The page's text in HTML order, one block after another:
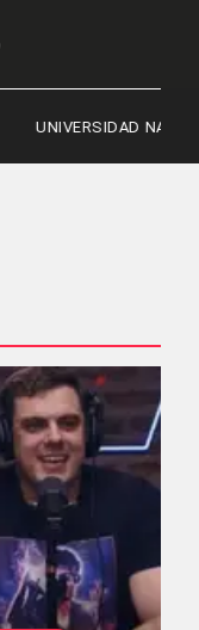
UNIVERSIDAD NACIONAL